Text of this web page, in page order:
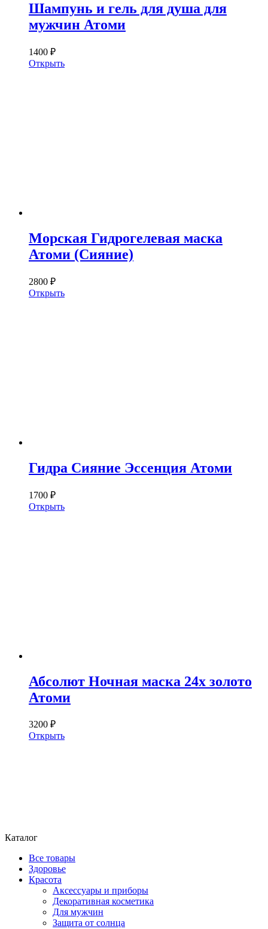
Шампунь и гель для душа для
мужчин Атоми
1400 ₽
Открыть
Морская Гидрогелевая маска
Атоми (Сияние)
2800 ₽
Открыть
Гидра Сияние Эссенция Атоми
1700 ₽
Открыть
Абсолют Ночная маска 24х золото
Атоми
3200 ₽
Открыть
Каталог
Все товары
Здоровье
Красота
Аксессуары и приборы
Декоративная косметика
Для мужчин
Защита от солнца